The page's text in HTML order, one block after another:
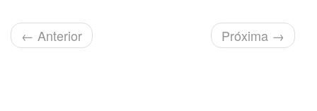
← Anterior Próxima →